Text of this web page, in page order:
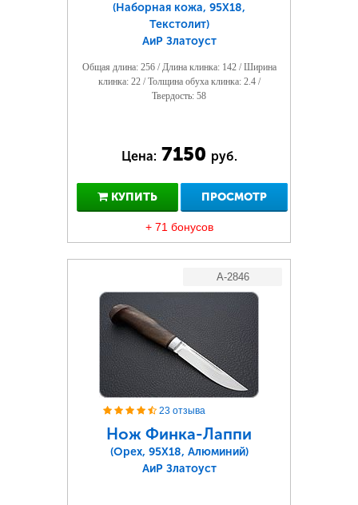
(Наборная кожа, 95Х18,
Текстолит)
АиР Златоуст
Общая длина: 256 / Длина клинка: 142 / Ширина
клинка: 22 / Толщина обуха клинка: 2.4 /
Твердость: 58
Цена: 7150 руб.
КУПИТЬ ПРОСМОТР
+ 71 бонусов
A-2846
23 отзыва
Нож Финка-Лаппи
(Орех, 95Х18, Алюминий)
АиР Златоуст